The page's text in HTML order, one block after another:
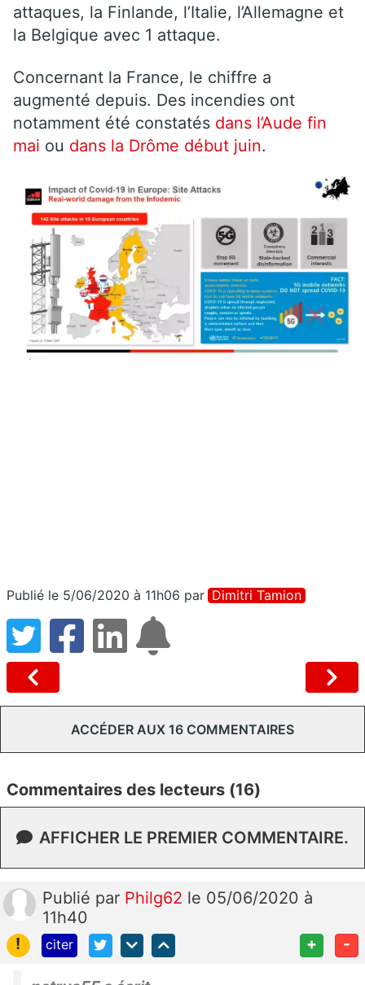
attaques, la Finlande, l’Italie, l’Allemagne et
la Belgique avec 1 attaque.
Concernant la France, le chiffre a
augmenté depuis. Des incendies ont
notamment été constatés dans l’Aude fin
mai ou dans la Drôme début juin.
Publié le 5/06/2020 à 11h06 par Dimitri Tamion
ACCÉDER AUX 16 COMMENTAIRES
Commentaires des lecteurs (16)
AFFICHER LE PREMIER COMMENTAIRE.
Publié par Philg62 le 05/06/2020 à
11h40
!
citer + -